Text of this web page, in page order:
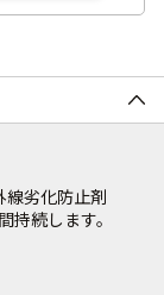
線劣化防止剤
続します。